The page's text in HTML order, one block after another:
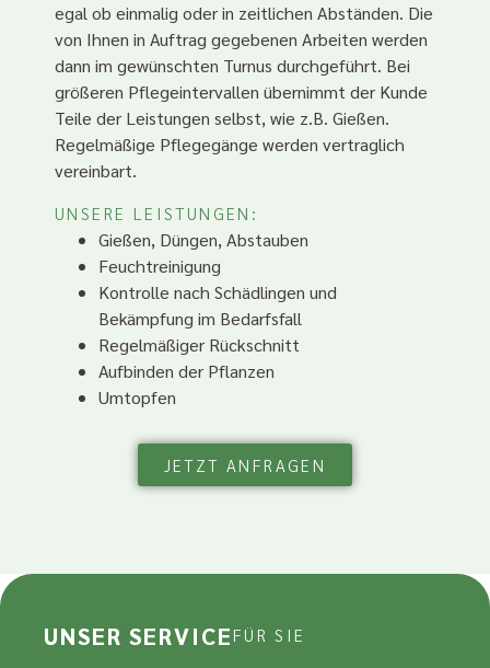
egal ob einmalig oder in zeitlichen Abständen. Die
von Ihnen in Auftrag gegebenen Arbeiten werden
dann im gewünschten Turnus durchgeführt. Bei
größeren Pflegeintervallen übernimmt der Kunde
Teile der Leistungen selbst, wie z.B. Gießen.
Regelmäßige Pflegegänge werden vertraglich
vereinbart.
UNSERE LEISTUNGEN:
Gießen, Düngen, Abstauben
Feuchtreinigung
Kontrolle nach Schädlingen und
Bekämpfung im Bedarfsfall
Regelmäßiger Rückschnitt
Aufbinden der Pflanzen
Umtopfen
JETZT ANFRAGEN
UNSER SERVICE FÜR SIE